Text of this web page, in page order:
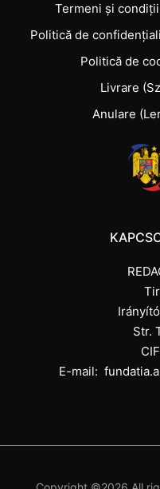
Termeni și
Politică de
Politică de
Livrare
Anulare
Str.
E-mail: